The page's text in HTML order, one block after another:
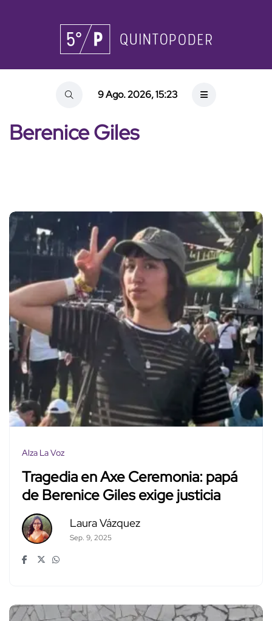
9 Ago. 2026, 15:23
Berenice Giles
Alza La Voz
Tragedia en Axe Ceremonia: papá
de Berenice Giles exige justicia
Laura Vázquez
Sep. 9, 2025